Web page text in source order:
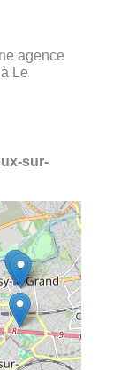
agence
Le
sur-